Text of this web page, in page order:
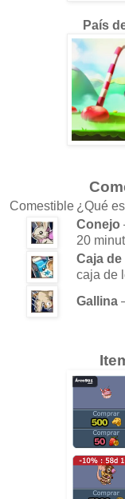
País
Comestible ¿Qué
Conejo
20
Caja
caja de
Gallina